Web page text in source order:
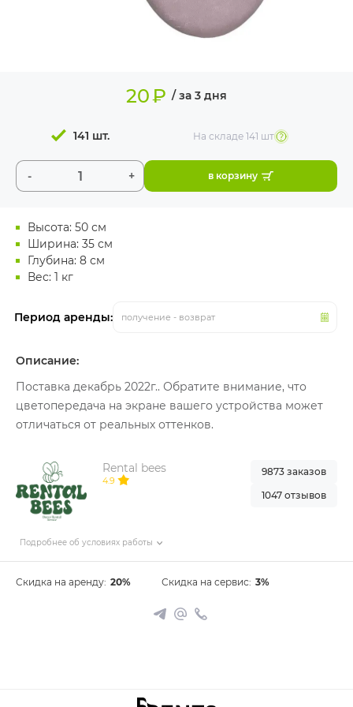
Высота: 50 см
Ширина: 35 см
Глубина: 8 см
Вес: 1 кг
Период аренды: получение - возврат
20₽ / за 3 дня
- +
141 шт. На складе141 шт
в корзину
Описание:
Поставка декабрь 2022г.. Обратите внимание, что
цветопередача на экране вашего устройства может
отличаться от реальных оттенков.
Rental bees
4.9
Подробнее об условиях работы
9873 заказов
1047 отзывов
Скидка на аренду: 20% Скидка на сервис: 3%